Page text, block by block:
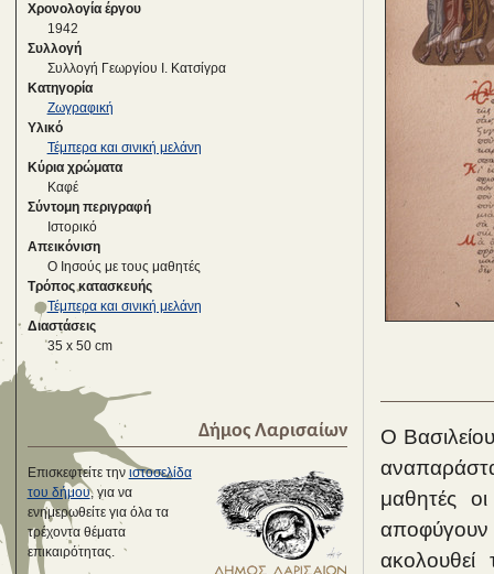
Χρονολογία έργου
1942
Συλλογή
Συλλογή Γεωργίου Ι. Κατσίγρα
Κατηγορία
Ζωγραφική
Υλικό
Τέμπερα και σινική μελάνη
Κύρια χρώματα
Καφέ
Σύντομη περιγραφή
Iστορικό
Απεικόνιση
Ο Ιησούς με τους μαθητές
Τρόπος κατασκευής
Τέμπερα και σινική μελάνη
Διαστάσεις
35 x 50 cm
Δήμος Λαρισαίων
Επισκεφτείτε την ιστοσελίδα
του δήμου, για να
ενημερωθείτε για όλα τα
τρέχοντα θέματα
επικαιρότητας.
Ο
μαθητές
ακολουθεί